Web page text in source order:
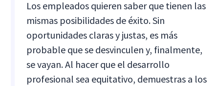
Los empleados quieren saber que tienen las
mismas posibilidades de éxito. Sin
oportunidades claras y justas, es más
probable que se desvinculen y, finalmente,
se vayan. Al hacer que el desarrollo
profesional sea equitativo, demuestras a los